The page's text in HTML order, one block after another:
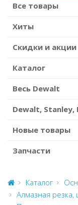
Все товары
Хиты
Скидки и акции
Каталог
Весь Dewalt
Dewalt, Stanley,
Новые товары
Запчасти
Каталог
Алмазная